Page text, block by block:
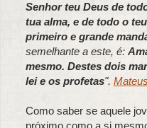
Senhor teu Deus de
tua alma, e de todo o
primeiro e grande
semelhante a este, é:
mesmo. Destes dois
lei e os profetas".
Como saber se aquele